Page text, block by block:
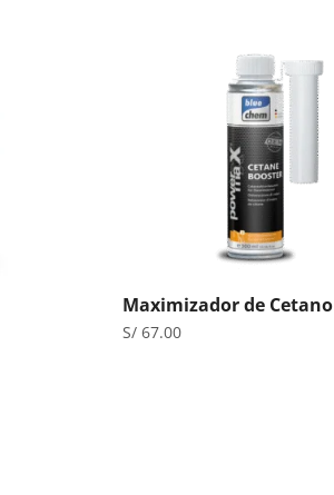
Maximizador de Cetano
S/67.00